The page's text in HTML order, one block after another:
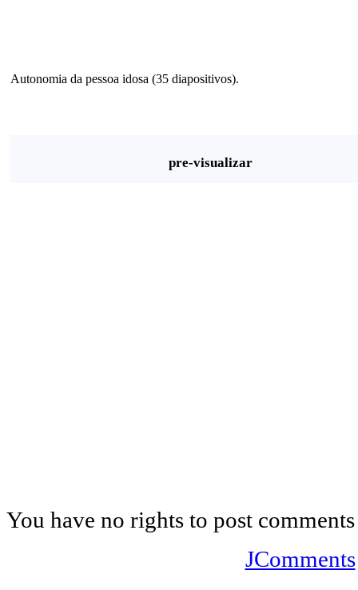
Autonomia da pessoa idosa (35 diapositivos).
pre-visualizar
You have no rights to post comments
JComments